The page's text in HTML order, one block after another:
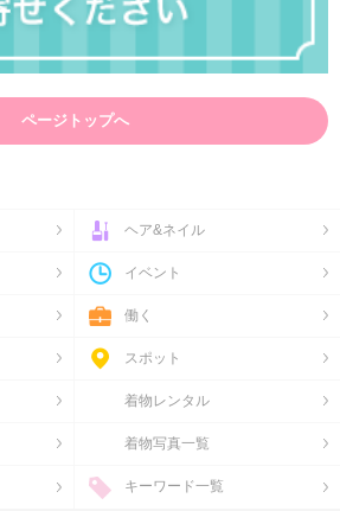
ページトップへ
ヘア&ネイル
イベント
働く
スポット
着物レンタル
着物写真一覧
キーワード一覧